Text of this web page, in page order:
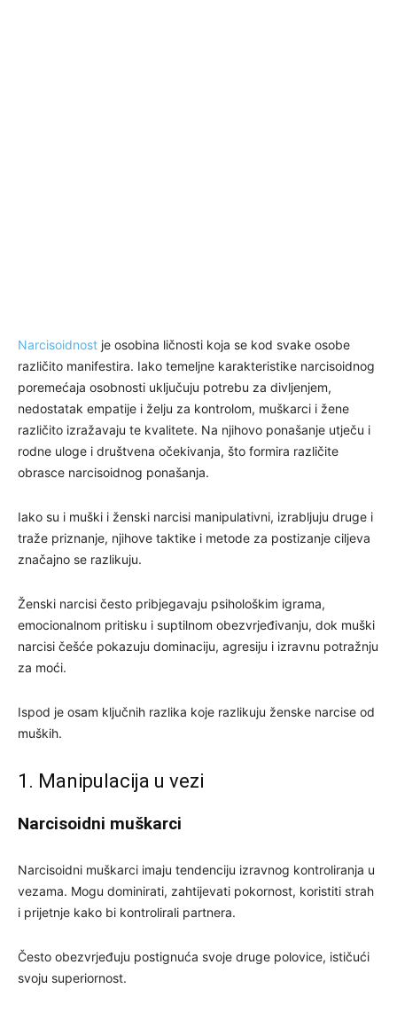
Narcisoidnost je osobina ličnosti koja se kod svake osobe
različito manifestira. Iako temeljne karakteristike narcisoidnog
poremećaja osobnosti uključuju potrebu za divljenjem,
nedostatak empatije i želju za kontrolom, muškarci i žene
različito izražavaju te kvalitete. Na njihovo ponašanje utječu i
rodne uloge i društvena očekivanja, što formira različite
obrasce narcisoidnog ponašanja.
Iako su i muški i ženski narcisi manipulativni, izrabljuju druge i
traže priznanje, njihove taktike i metode za postizanje ciljeva
značajno se razlikuju.
Ženski narcisi često pribjegavaju psihološkim igrama,
emocionalnom pritisku i suptilnom obezvrjeđivanju, dok muški
narcisi češće pokazuju dominaciju, agresiju i izravnu potražnju
za moći.
Ispod je osam ključnih razlika koje razlikuju ženske narcise od
muških.
1. Manipulacija u vezi
Narcisoidni muškarci
Narcisoidni muškarci imaju tendenciju izravnog kontroliranja u
vezama. Mogu dominirati, zahtijevati pokornost, koristiti strah
i prijetnje kako bi kontrolirali partnera.
Često obezvrjeđuju postignuća svoje druge polovice, ističući
svoju superiornost.